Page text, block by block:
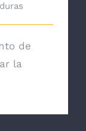
de
la